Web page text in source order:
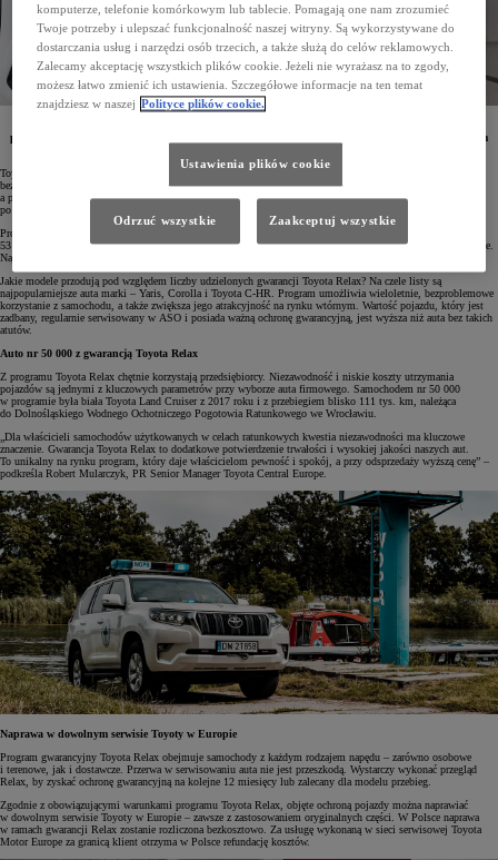
ponad 53 700 aut marki Toyota, które wcześniej przeszły przegląd w wersji Relax w autoryzowanym
Toyota Relax to program gwarancyjny, który obejmuje auta marki Toyota z europejskiej sieci dystrybucyjnej
bez gwarancji fabrycznej. Wiek samochodów nie może przekracza10 lat od daty pierwszego zakupu auta,
a przebieg – 185 000 km. Program jest przeznaczony zarówno dla pierwszych właścicieli pojazdów
po wygaśnięciu podstawowej 3-letniej gwarancji producenta, jak i dla nabywców używanych modeli marki.
Program cieszy się dużym zainteresowaniem wśród właścicieli samochodów – łącznie udzielono już ponad
53 700 gwarancji Toyota Relax. Średni wiek pojazdu przystępującego do programu wynosi 4 lata i 4 miesiące.
Najstarsze auto miało w chwili otrzymania gwarancji Toyota Relax zarejestrowany przebieg 184 992 km.
Jakie modele przodują pod względem liczby udzielonych gwarancji Toyota Relax? Na czele listy są
najpopularniejsze auta marki – Yaris, Corolla i Toyota C-HR. Program umożliwia wieloletnie, bezproblemowe
korzystanie z samochodu, a także zwiększa jego atrakcyjność na rynku wtórnym. Wartość pojazdu, który jest
zadbany, regularnie serwisowany w ASO i posiada ważną ochronę gwarancyjną, jest wyższa niż auta bez takich
atutów.
Auto nr 50 000 z gwarancją Toyota Relax
Z programu Toyota Relax chętnie korzystają przedsiębiorcy. Niezawodność i niskie koszty utrzymania
pojazdów są jednymi z kluczowych parametrów przy wyborze auta firmowego. Samochodem nr 50 000
w programie była biała Toyota Land Cruiser z 2017 roku i z przebiegiem blisko 111 tys. km, należąca
do Dolnośląskiego Wodnego Ochotniczego Pogotowia Ratunkowego we Wrocławiu.
„Dla właścicieli samochodów użytkowanych w celach ratunkowych kwestia niezawodności ma kluczowe
znaczenie. Gwarancja Toyota Relax to dodatkowe potwierdzenie trwałości i wysokiej jakości naszych aut.
To unikalny na rynku program, który daje właścicielom pewność i spokój, a przy odsprzedaży wyższą cenę” –
podkreśla Robert Mularczyk, PR Senior Manager Toyota Central Europe.
Naprawa w dowolnym serwisie Toyoty w Europie
Program gwarancyjny Toyota Relax obejmuje samochody z każdym rodzajem napędu – zarówno osobowe
i terenowe, jak i dostawcze. Przerwa w serwisowaniu auta nie jest przeszkodą. Wystarczy wykonać przegląd
Relax, by zyskać ochronę gwarancyjną na kolejne 12 miesięcy lub zalecany dla modelu przebieg.
Zgodnie z obowiązującymi warunkami programu Toyota Relax, objęte ochroną pojazdy można naprawiać
w dowolnym serwisie Toyoty w Europie – zawsze z zastosowaniem oryginalnych części. W Polsce naprawa
w ramach gwarancji Relax zostanie rozliczona bezkosztowo. Za usługę wykonaną w sieci serwisowej Toyota
Motor Europe za granicą klient otrzyma w Polsce refundację kosztów.
komputerze, telefonie komórkowym lub tablecie. Pomagają one nam zrozumieć
Twoje potrzeby i ulepszać funkcjonalność naszej witryny. Są wykorzystywane do
dostarczania usług i narzędzi osób trzecich, a także służą do celów reklamowych.
Zalecamy akceptację wszystkich plików cookie. Jeżeli nie wyrażasz na to zgody,
możesz łatwo zmienić ich ustawienia. Szczegółowe informacje na ten temat
znajdziesz w naszej Polityce plików cookie.
Ustawienia plików cookie
Odrzuć wszystkie Zaakceptuj wszystkie